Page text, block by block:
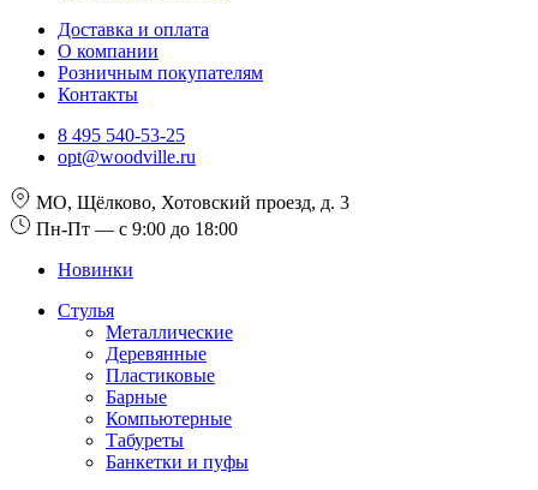
Доставка и оплата
О компании
Розничным покупателям
Контакты
8 495 540-53-25
opt@woodville.ru
МО, Щёлково, Хотовский проезд, д. 3
Пн-Пт — с 9:00 до 18:00
Новинки
Стулья
Металлические
Деревянные
Пластиковые
Барные
Компьютерные
Табуреты
Банкетки и пуфы